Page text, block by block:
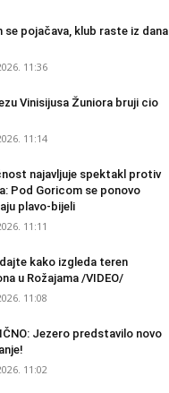
se pojačava, klub raste iz dana
11:36
Vinisijusa Žuniora bruji cio
11:14
najavljuje spektakl protiv
Pod Goricom se ponovo
plavo-bijeli
11:11
kako izgleda teren
u Rožajama /VIDEO/
11:08
Jezero predstavilo novo
11:02